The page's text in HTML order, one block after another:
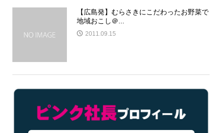
【広島発】むらさきにこだわったお野菜で
地域おこし＠...
2011.09.15